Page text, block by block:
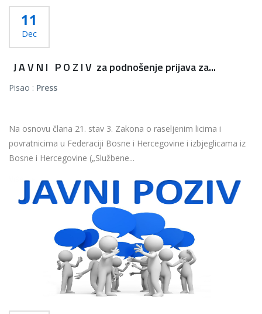
11
Dec
J A V N I P O Z I V za podnošenje prijava za...
Pisao : Press
Na osnovu člana 21. stav 3. Zakona o raseljenim licima i
povratnicima u Federaciji Bosne i Hercegovine i izbjeglicama iz
Bosne i Hercegovine („Službene...
Više...